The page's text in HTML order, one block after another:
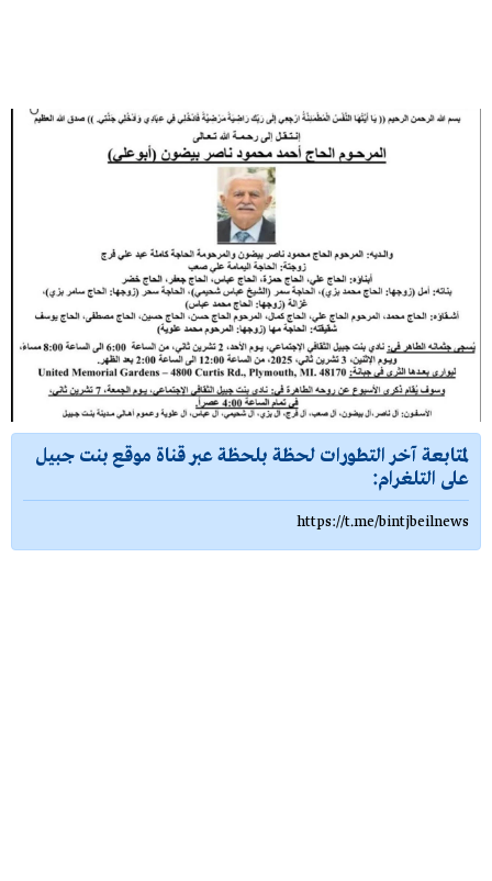
لمتابعة آخر التطورات لحظة بلحظة عبر قناة موقع بنت جبيل
على التلغرام:
https://t.me/bintjbeilnews